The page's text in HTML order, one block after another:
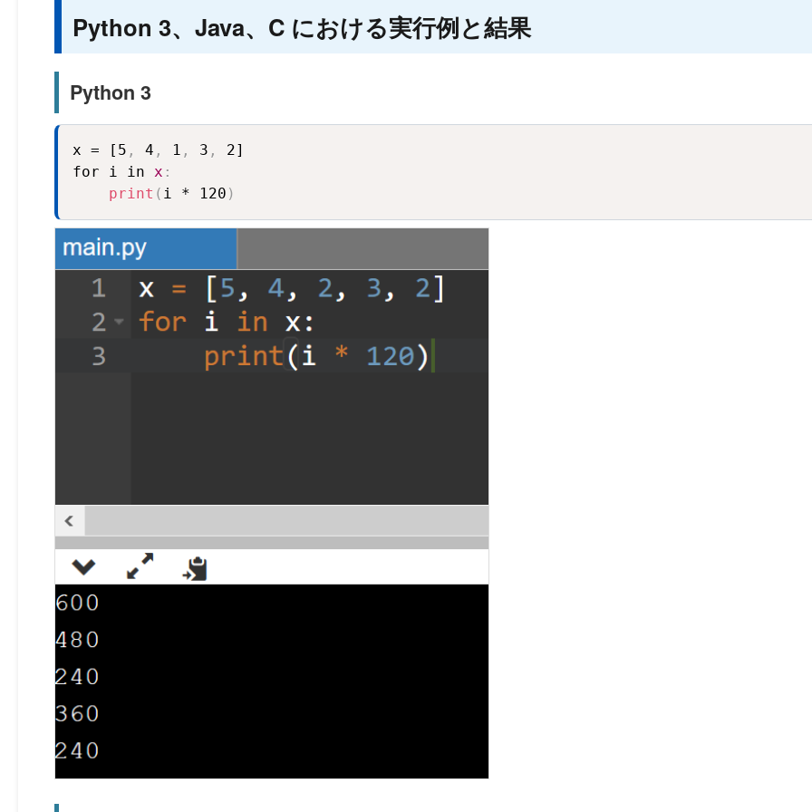
Python 3、Java、C における実行例と結果
Python 3
x = [5 , 4 , 1 , 3 ,
2]
for i in x :
print ( i * 120 )